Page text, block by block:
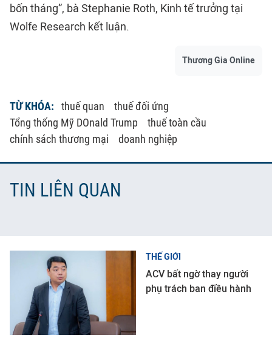
bốn tháng”, bà Stephanie Roth, Kinh tế trưởng tại
Wolfe Research kết luận.
Thương Gia Online
TỪ KHÓA: thuế quan
thuế đối ứng
Tổng thống Mỹ DOnald Trump
thuế toàn cầu
chính sách thương mại
doanh nghiệp
TIN LIÊN QUAN
THẾ GIỚI
ACV bất ngờ thay người
phụ trách ban điều hành